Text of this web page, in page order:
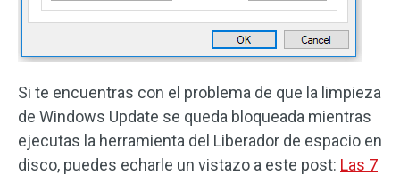
Si te encuentras con el problema de que la limpieza
de Windows Update se queda bloqueada mientras
ejecutas la herramienta del Liberador de espacio en
disco, puedes echarle un vistazo a este post: Las 7